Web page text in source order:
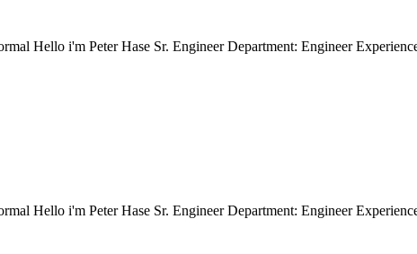
Hello i'm Peter Hase Sr. Engineer Department: Engineer
Hello i'm Peter Hase Sr. Engineer Department: Engineer